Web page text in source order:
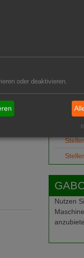
Das
Das
Job-
Job-
Nutzen
oder deaktivieren.